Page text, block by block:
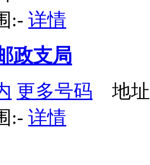
:- 详情
政支局
更多号码 地址
:- 详情